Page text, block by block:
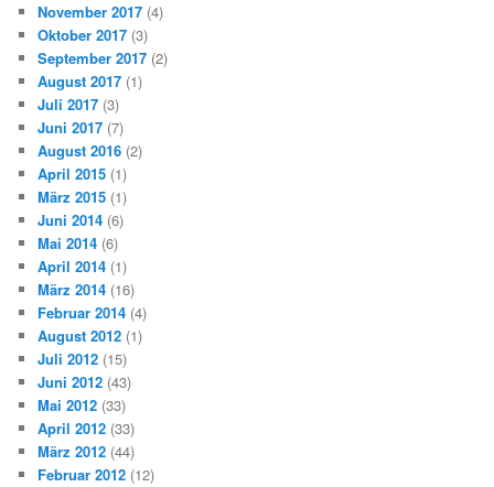
November 2017 (4)
Oktober 2017 (3)
September 2017 (2)
August 2017 (1)
Juli 2017 (3)
Juni 2017 (7)
August 2016 (2)
April 2015 (1)
März 2015 (1)
Juni 2014 (6)
Mai 2014 (6)
April 2014 (1)
März 2014 (16)
Februar 2014 (4)
August 2012 (1)
Juli 2012 (15)
Juni 2012 (43)
Mai 2012 (33)
April 2012 (33)
März 2012 (44)
Februar 2012 (12)